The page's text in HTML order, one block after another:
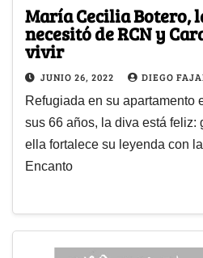
María Cecilia Botero,
necesitó de RCN y
vivir
JUNIO 26, 2022 DIEGO
Refugiada en su apartamento
sus 66 años, la diva está feliz:
ella fortalece su leyenda con
Encanto